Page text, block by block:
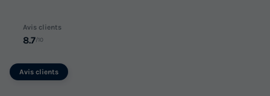
MOBILHOME 4 personnes - PREMIUM 2 chambres - 1 SDB
du29/08/2026
Meilleur prix pour 7 nuits
Avis clients
8.7/10
Avis clients